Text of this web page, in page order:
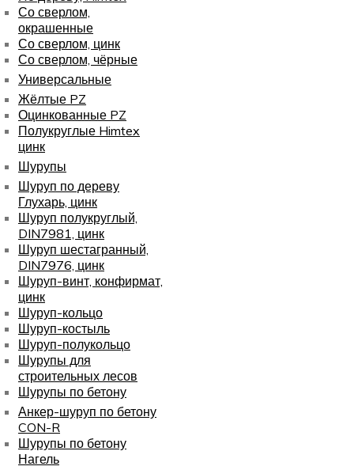
Со сверлом,
окрашенные
Со сверлом, цинк
Со сверлом, чёрные
Универсальные
Жёлтые PZ
Оцинкованные PZ
Полукруглые Himtex
цинк
Шурупы
Шуруп по дереву
Глухарь, цинк
Шуруп полукруглый,
DIN7981, цинк
Шуруп шестагранный,
DIN7976, цинк
Шуруп-винт, конфирмат,
цинк
Шуруп-кольцо
Шуруп-костыль
Шуруп-полукольцо
Шурупы для
строительных лесов
Шурупы по бетону
Анкер-шуруп по бетону
CON-R
Шурупы по бетону
Нагель